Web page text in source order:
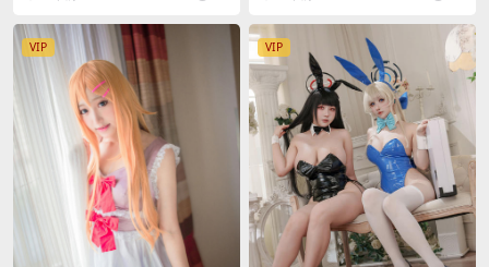
VIP VIP